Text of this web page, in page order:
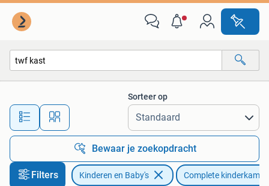
Alle afstanden…
Sorteer op
Bewaar je zoekopdracht
Filters Kinderen en Baby's Complete